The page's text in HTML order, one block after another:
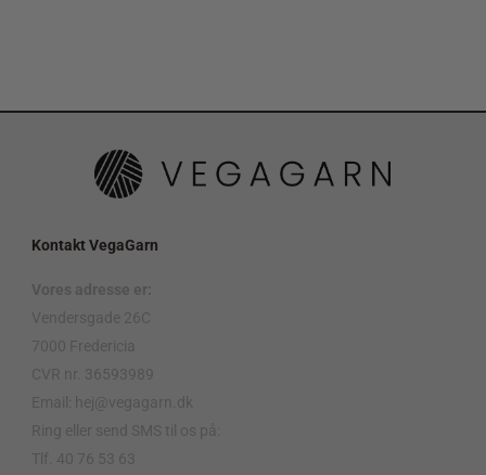
Kontakt VegaGarn
Vores adresse er:
Vendersgade 26C
7000 Fredericia
CVR nr. 36593989
Email: hej@vegagarn.dk
Ring eller send SMS til os på:
Tlf. 40 76 53 63